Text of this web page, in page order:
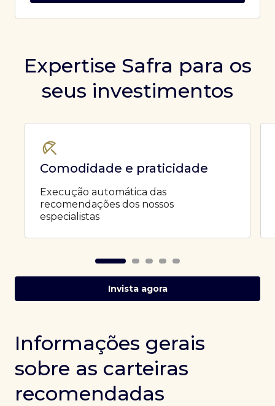
Expertise Safra para os
seus investimentos
Comodidade e praticidade
Execução automática das
recomendações dos nossos
especialistas
Invista agora
Informações gerais
sobre as carteiras
recomendadas